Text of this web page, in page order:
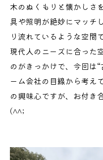
木のぬくもりと懐かしさ
具や照明が絶妙にマッチ
り流れているような空間
現代人のニーズに合った
のがきっかけで、今回は
ーム会社の目線から考え
の興味心ですが、お付き
(^^;